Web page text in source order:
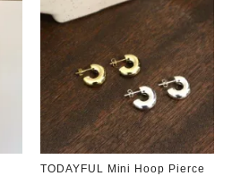
TODAYFUL Mini Hoop Pierce